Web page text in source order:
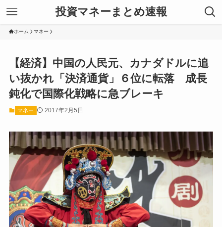
投資マネーまとめ速報
ホーム マネー
【経済】中国の人民元、カナダドルに追
い抜かれ「決済通貨」６位に転落 成長
鈍化で国際化戦略に急ブレーキ
マネー 2017年2月5日